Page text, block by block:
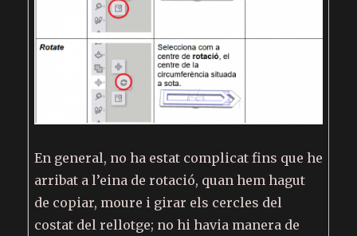
En general, no ha estat complicat fins que he
arribat a l’eina de rotació, quan hem hagut
de copiar, moure i girar els cercles del
costat del rellotge; no hi havia manera de